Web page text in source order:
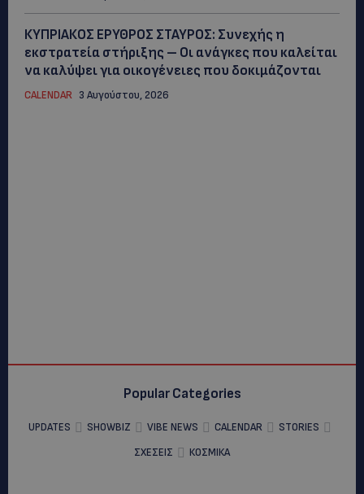
ΚΥΠΡΙΑΚΟΣ ΕΡΥΘΡΟΣ ΣΤΑΥΡΟΣ: Συνεχής η
εκστρατεία στήριξης – Οι ανάγκες που καλείται
να καλύψει για οικογένειες που δοκιμάζονται
CALENDAR 3 Αυγούστου, 2026
Popular Categories
UPDATES SHOWBIZ VIBE NEWS CALENDAR
STORIES
ΣΧΕΣΕΙΣ
ΚΟΣΜΙΚΑ